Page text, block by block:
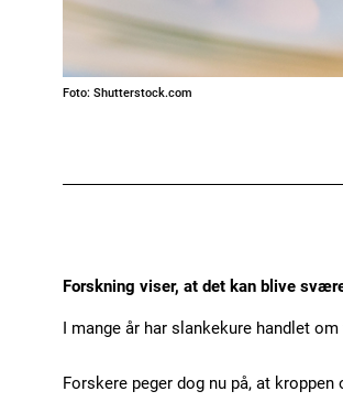
Foto: Shutterstock.com
Forskning viser, at det kan blive
I mange år har slankekure handlet
Forskere peger dog nu på, at